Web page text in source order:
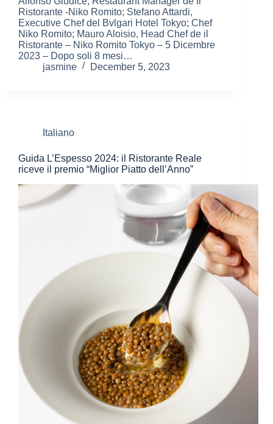
Ristorante -Niko Romito; Stefano Attardi,
Executive Chef del Bvlgari Hotel Tokyo; Chef
Niko Romito; Mauro Aloisio, Head Chef de il
Ristorante – Niko Romito Tokyo – 5 Dicembre
2023 – Dopo soli 8 mesi…
jasmine
December 5, 2023
Italiano
Guida L’Espesso 2024: il Ristorante Reale
riceve il premio “Miglior Piatto dell’Anno”